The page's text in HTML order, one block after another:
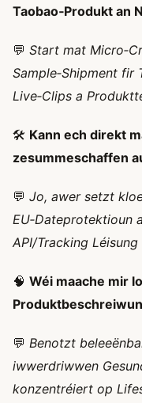
Taobao‑Produkt an
💬 Start mat
Sample‑Shipment
Live‑Clips a
🛠️ Kann ech direkt
zesummeschaffen
💬 Jo, awer setzt
EU‑Dateprotektioun
API/Tracking
🧠 Wéi maache mir
💬 Benotzt
iwwerdriwwen
konzentréiert op